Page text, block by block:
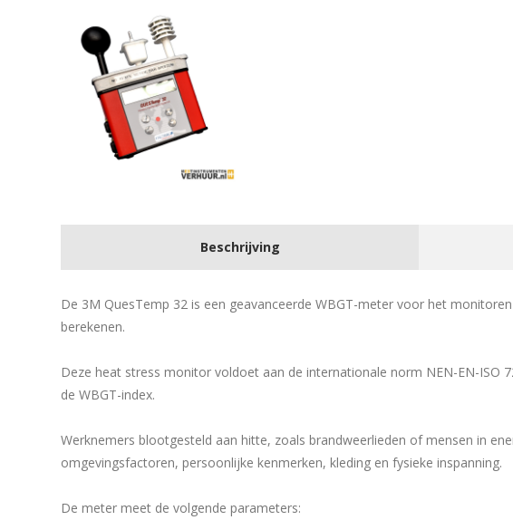
Beschrijving
De 3M QuesTemp 32 is een geavanceerde WBGT-meter voor het
berekenen.
Deze heat stress monitor voldoet aan de internationale norm NEN-EN-ISO
de WBGT-index.
Werknemers blootgesteld aan hitte, zoals brandweerlieden of mensen in
omgevingsfactoren, persoonlijke kenmerken, kleding en fysieke inspanning.
De meter meet de volgende parameters: